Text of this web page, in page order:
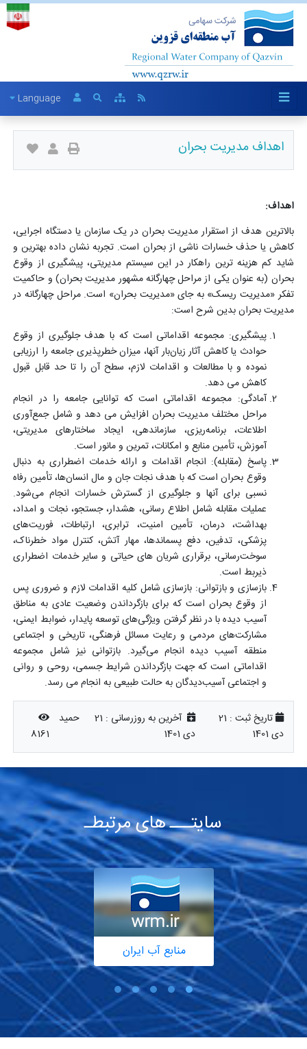
Language
اهداف مدیریت بحران
اهداف:
بالاترین هدف از استقرار مدیریت بحران در یک سازمان یا دستگاه اجرایی،
کاهش یا حذف خسارات ناشی از بحران است. تجربه نشان داده بهترین و
شاید کم هزینه ترین راهکار در این سیستم مدیریتی، پیشگیری از وقوع
بحران (به عنوان یکی از مراحل چهارگانه مشهور مدیریت بحران) و حاکمیت
تفکر «مدیریت ریسک» به جای «مدیریت بحران» است. مراحل چهارگانه در
مدیریت بحران بدین شرح است:
پیشگیری: مجموعه اقداماتی است که با هدف جلوگیری از وقوع
حوادث یا کاهش آثار زیانبار آنها، میزان خطرپذیری جامعه را ارزیابی
نموده و با مطالعات و اقدامات لازم، سطح آن را تا حد قابل قبول
کاهش می دهد.
آمادگی: مجموعه اقداماتی است که توانایی جامعه را در انجام
مراحل مختلف مدیریت بحران افزایش می دهد و شامل جمعآوری
اطلاعات، برنامهریزی، سازماندهی، ایجاد ساختارهای مدیریتی،
آموزش، تأمین منابع و امکانات، تمرین و مانور است.
پاسخ (مقابله): انجام اقدامات و ارائه خدمات اضطراری به دنبال
وقوع بحران است که با هدف نجات جان و مال انسانها، تأمین رفاه
نسبی برای آنها و جلوگیری از گسترش خسارات انجام میشود.
عملیات مقابله شامل اطلاع رسانی، هشدار، جستجو، نجات و امداد،
بهداشت، درمان، تأمین امنیت، ترابری، ارتباطات، فوریتهای
پزشکی، تدفین، دفع پسماندها، مهار آتش، کنترل مواد خطرناک،
سوخترسانی، برقراری شریان های حیاتی و سایر خدمات اضطراری
ذیربط است.
بازسازی و بازتوانی: بازسازی شامل کلیه اقدامات لازم و ضروری پس
از وقوع بحران است که برای بازگرداندن وضعیت عادی به مناطق
آسیب دیده با در نظر گرفتن ویژگیهای توسعه پایدار، ضوابط ایمنی،
مشارکتهای مردمی و رعایت مسائل فرهنگی، تاریخی و اجتماعی
منطقه آسیب دیده انجام میگیرد. بازتوانی نیز شامل مجموعه
اقداماتی است که جهت بازگرداندن شرایط جسمی، روحی و روانی
و اجتماعی آسیبدیدگان به حالت طبیعی به انجام می رسد.
تاریخ ثبت : 21
دی 1401
آخرین به روزرسانی : 21
دی 1401
حمید
8161
سایتـــ های مرتبطـ
منابع آب ایران